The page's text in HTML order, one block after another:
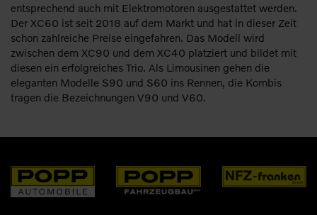
entsprechend auch mit Elektromotoren ausgestattet werden.
Der XC60 ist seit 2018 auf dem Markt und hat in dieser Zeit
schon zahlreiche Preise eingefahren. Das Modell wird
zwischen dem XC90 und dem XC40 platziert und bildet mit
diesen ein erfolgreiches Trio. Als Limousinen gehen die
eleganten Modelle S90 und S60 ins Rennen, die Kombis
tragen die Bezeichnungen V90 und V60.